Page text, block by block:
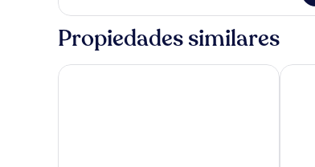
familiar
adultes)
Propiedades similares
Domaine du Reginu Hotel